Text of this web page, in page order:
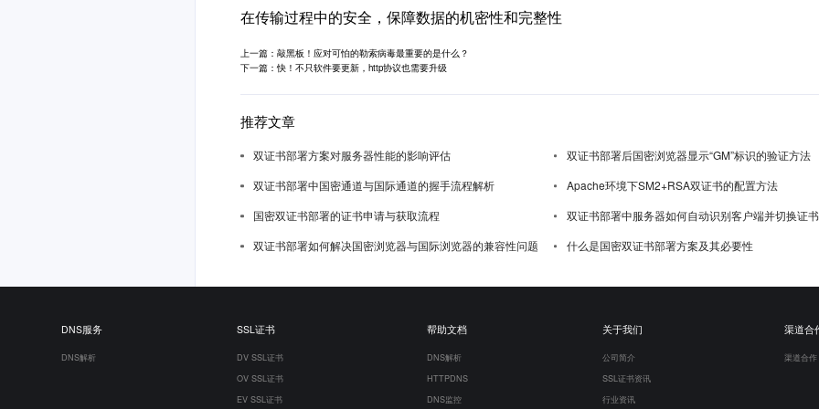
在传输过程中的安全，保障数据的机密性和完整性
上一篇：敲黑板！应对可怕的勒索病毒最重要的是什么？
下一篇：快！不只软件要更新，http协议也需要升级
推荐文章
双证书部署方案对服务器性能的影响评估
双证书部署后国密浏览器显示“GM”标识的验证方法
双证书部署中国密通道与国际通道的握手流程解析
Apache环境下SM2+RSA双证书的配置方法
国密双证书部署的证书申请与获取流程
双证书部署中服务器如何自动识别客户端并切换证书
双证书部署如何解决国密浏览器与国际浏览器的兼容性问题
什么是国密双证书部署方案及其必要性
DNS服务
DNS解析
SSL证书
DV SSL证书
OV SSL证书
EV SSL证书
帮助文档
DNS解析
HTTPDNS
DNS监控
关于我们
公司简介
SSL证书资讯
行业资讯
渠道合
渠道合作